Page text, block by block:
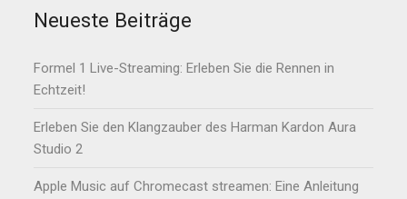
Neueste Beiträge
Formel 1 Live-Streaming: Erleben Sie die Rennen in
Echtzeit!
Erleben Sie den Klangzauber des Harman Kardon Aura
Studio 2
Apple Music auf Chromecast streamen: Eine Anleitung